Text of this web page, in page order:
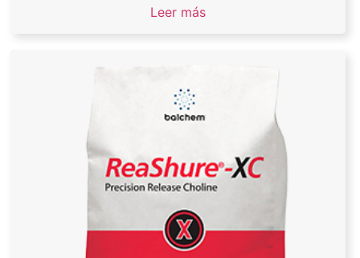
Leer más